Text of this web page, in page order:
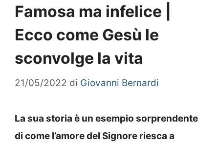
Famosa ma infelice |
Ecco come Gesù le
sconvolge la vita
21/05/2022 di Giovanni Bernardi
La sua storia è un esempio sorprendente
di come l’amore del Signore riesca a